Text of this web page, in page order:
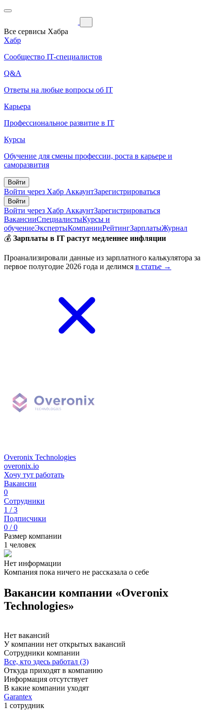
Все сервисы Хабра
Хабр
Сообщество IT-специалистов
Q&A
Ответы на любые вопросы об IT
Карьера
Профессиональное развитие в IT
Курсы
Обучение для смены профессии, роста в карьере и
саморазвития
Войти
Войти через Хабр АккаунтЗарегистрироваться
Войти
Войти через Хабр АккаунтЗарегистрироваться
ВакансииСпециалистыКурсы и
обучениеЭкспертыКомпанииРейтингЗарплатыЖурнал
💰 Зарплаты в IT растут медленнее инфляции
Проанализировали данные из зарплатного калькулятора за
первое полугодие 2026 года и делимся в статье →
Overonix Technologies
overonix.io
Хочу тут работать
Вакансии
0
Сотрудники
1 / 3
Подписчики
0 / 0
Размер компании
1 человек
Нет информации
Компания пока ничего не рассказала о себе
Вакансии компании «Overonix
Technologies»
Нет вакансий
У компании нет открытых вакансий
Сотрудники компании
Все, кто здесь работал (3)
Откуда приходят в компанию
Информация отсутствует
В какие компании уходят
Garantex
1 сотрудник